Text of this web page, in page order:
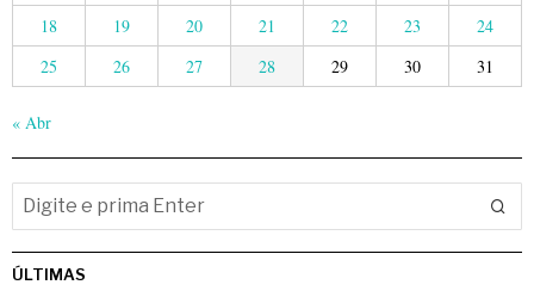
18
19 20 21 22 23
24
25
26 27 28 29 30 31
« Abr
ÚLTIMAS